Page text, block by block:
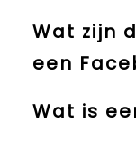
Wat zijn
een
Wat is